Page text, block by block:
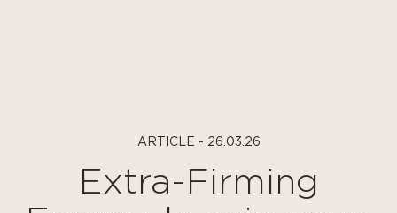
ARTICLE - 26.03.26
Extra-Firming